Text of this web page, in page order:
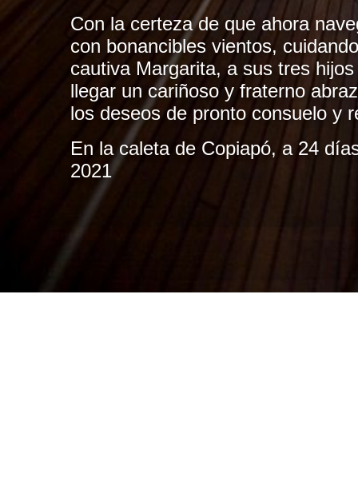
Con la certeza de que ahora
con bonancibles vientos,
cautiva Margarita, a sus tres
llegar un cariñoso y fraterno
los deseos de pronto consuelo y
En la caleta de Copiapó, a 24
2021